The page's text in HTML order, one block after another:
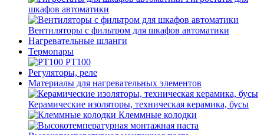
шкафов автоматики
Вентиляторы с фильтром для шкафов автоматики
Нагревательные шланги
Термопары
PT100
Регуляторы, реле
Материалы для нагревательных элементов
Керамические изоляторы, техническая керамика, бусы
Клеммные колодки